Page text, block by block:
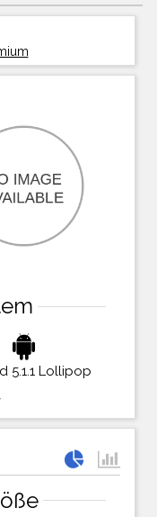
5.1.1 Lollipop